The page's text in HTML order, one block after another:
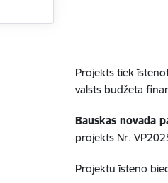
Projekts tiek
valsts budžeta
Bauskas novada
projekts Nr.
Projektu īsteno